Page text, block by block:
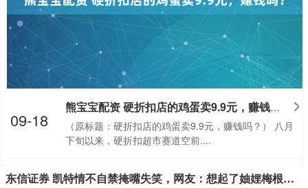
熊宝宝配资 硬折扣店的鸡蛋卖9.9元，赚钱吗？
（原标题：硬折扣店的鸡蛋卖9.9元，赚钱吗？） 八月
下旬以来，硬折扣超市赛道空前....
09-18
东信证券 凯特情不自禁掩嘴失笑，网友：想起了妯娌梅根，实在忍不住啊_王室_视频_王子